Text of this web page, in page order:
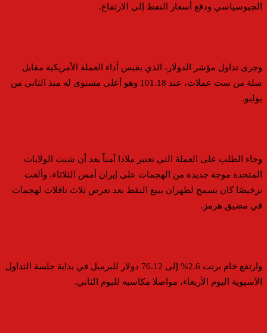
الجيوسياسي ودفع أسعار النفط إلى الارتفاع.
وجرى تداول مؤشر الدولار، الذي يقيس أداء العملة الأمريكية مقابل
سلة من ست عملات، عند 101.18 وهو أعلى مستوى له منذ الثاني من
يوليو.
وجاء الطلب على العملة التي تعتبر ملاذا آمناً بعد أن شنت الولايات
المتحدة موجة جديدة من الهجمات على إيران أمس الثلاثاء، وألغت
ترخيصًا كان يسمح لطهران ببيع النفط بعد تعرض ثلاث ناقلات لهجمات
في مضيق هرمز.
وارتفع خام برنت 2.6% إلى 76.12 دولار للبرميل في بداية جلسة التداول
الآسيوية اليوم الأربعاء، مواصلا مكاسبه لليوم الثاني.